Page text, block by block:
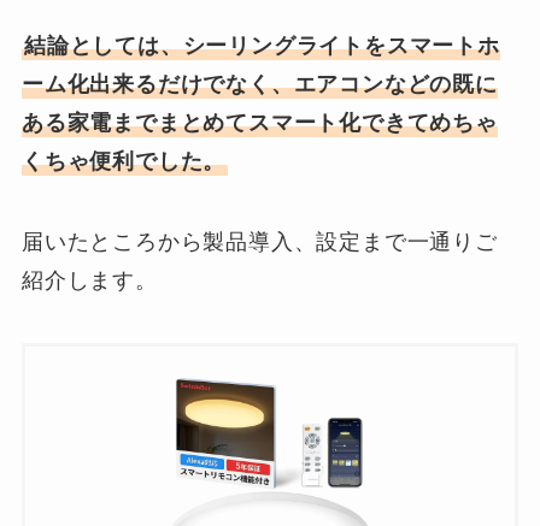
結論としては、シーリングライトをスマートホ
ーム化出来るだけでなく、エアコンなどの既に
ある家電までまとめてスマート化できてめちゃ
くちゃ便利でした。
届いたところから製品導入、設定まで一通りご
紹介します。